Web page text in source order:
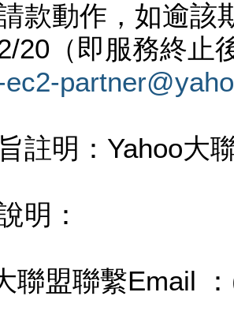
款動作，如逾該
20（即服務終止
註明：Yahoo大
明：
聯盟聯繫Email